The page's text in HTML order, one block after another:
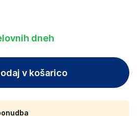
dneh
v košarico